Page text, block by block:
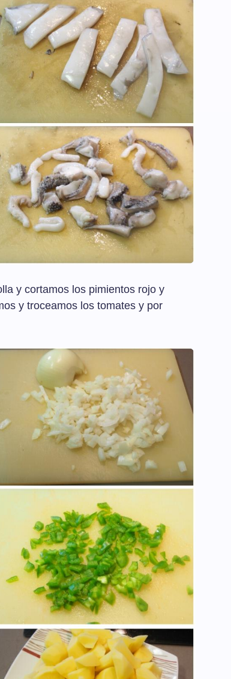
y cortamos los pimientos rojo y
y troceamos los tomates y por